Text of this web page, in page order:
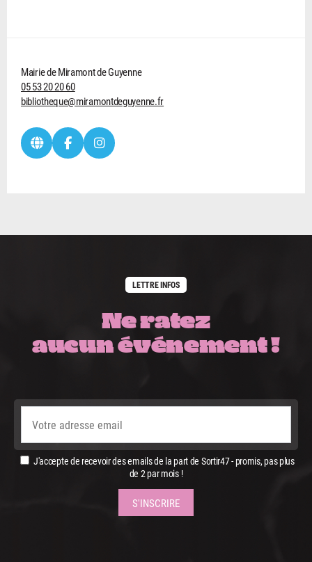
Mairie de Miramont de Guyenne
05 53 20 20 60
bibliotheque@miramontdeguyenne.fr
LETTRE INFOS
Ne ratez
aucun événement !
J'accepte de recevoir des emails de la part de Sortir47 - promis, pas plus
de 2 par mois !